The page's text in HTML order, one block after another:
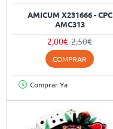
AMICUM X231666 - CPC
AMC313
2,00€ 2,50€
COMPRAR
Comprar Ya